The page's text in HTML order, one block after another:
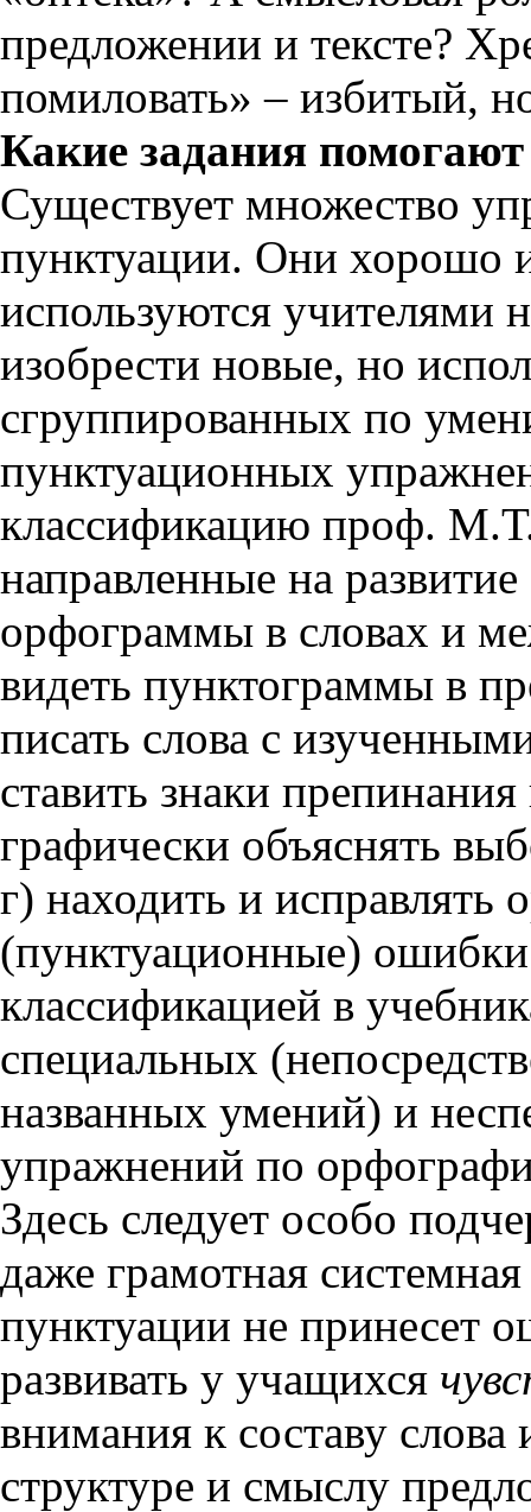
предложении и тексте?
помиловать» – избитый,
Какие задания
Существует множество
пунктуации. Они хорошо
используются учителями
изобрести новые, но
сгруппированных по
пунктуационных
классификацию проф.
направленные на
орфограммы в словах и
видеть пунктограммы в
писать слова с
ставить знаки
графически объяснять
г) находить и исправлять
(пунктуационные)
классификацией в
специальных
названных умений) и
упражнений по
Здесь следует особо
даже грамотная
пунктуации не принесет
развивать у учащихся
внимания к составу
структуре и смыслу